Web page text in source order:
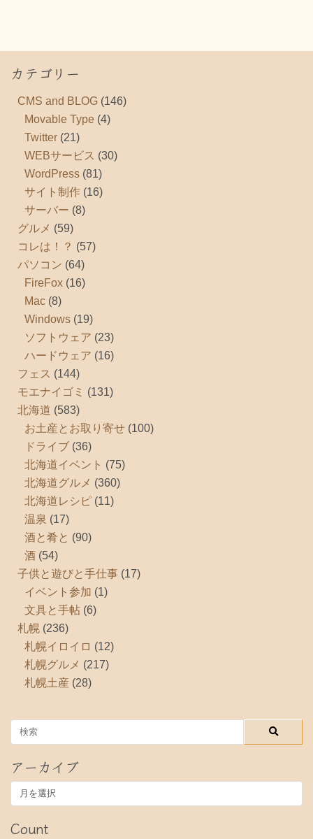
カテゴリー
CMS and BLOG (146)
Movable Type (4)
Twitter (21)
WEBサービス (30)
WordPress (81)
サイト制作 (16)
サーバー (8)
グルメ (59)
コレは！？ (57)
パソコン (64)
FireFox (16)
Mac (8)
Windows (19)
ソフトウェア (23)
ハードウェア (16)
フェス (144)
モエナイゴミ (131)
北海道 (583)
お土産とお取り寄せ (100)
ドライブ (36)
北海道イベント (75)
北海道グルメ (360)
北海道レシピ (11)
温泉 (17)
酒と肴と (90)
酒 (54)
子供と遊びと手仕事 (17)
イベント参加 (1)
文具と手帖 (6)
札幌 (236)
札幌イロイロ (12)
札幌グルメ (217)
札幌土産 (28)
アーカイブ
ー
カ
Count